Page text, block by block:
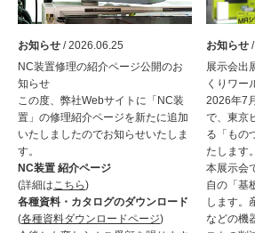
お知らせ / 2026.06.25
NC装置修理の紹介ページ公開のお
知らせ
この度、弊社Webサイトに「NC装
置」の修理紹介ページを新たに追加
いたしましたのでお知らせいたしま
す。
NC装置 紹介ページ
(詳細は こちら)
各種資料・カタログのダウンロード
(各種資料ダウンロードページ)
お知らせ
展示会出
くりワー
2026年7
で、東京
る「もの
たします。
本展示会
自の「基
します。
などの機